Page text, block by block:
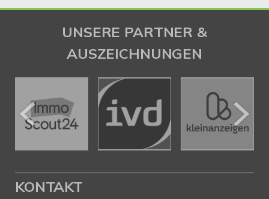
UNSERE PARTNER &
AUSZEICHNUNGEN
KONTAKT